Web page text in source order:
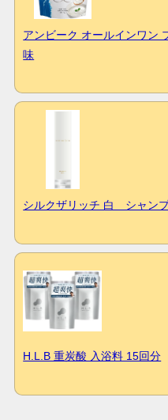
アンビーク オールインワン
味
シルクザリッチ 白 シャン
H.L.B 重炭酸 入浴料 15回分